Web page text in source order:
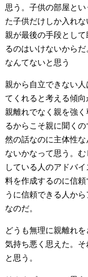
思う。子供の部屋と
た子供だけしか入れな
親が最後の手段とし
るのはいけないから
なんてないと思う
親から自立できない
てくれると考える傾向
親離れでなく親を強
るからこそ親に聞く
然の話なのに主体性
ないかなって思う。
している人のアドバ
料を作成するのに信
うに信頼できる人か
なのだ。
どうも無理に親離れ
気持ち悪く思えた。
と思う。